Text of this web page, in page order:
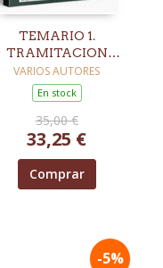
TEMARIO 1.
TRAMITACION
PROCESAL Y
ADMINISTRATIVA.
TURNO LIBRE
VARIOS AUTORES
En stock
35,00 €
33,25 €
Comprar
-5%